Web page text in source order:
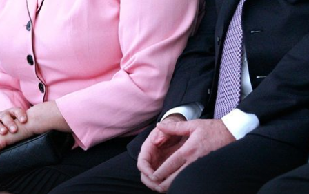
Ivo Sanader
evo
59 MU JE GODINA
Omiljeni Semir iz Cobre 11 danas
potpuno drugačije, evo najnovijih
fotografija glumca